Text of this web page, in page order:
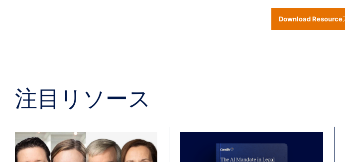
Download Resource
注目リソース